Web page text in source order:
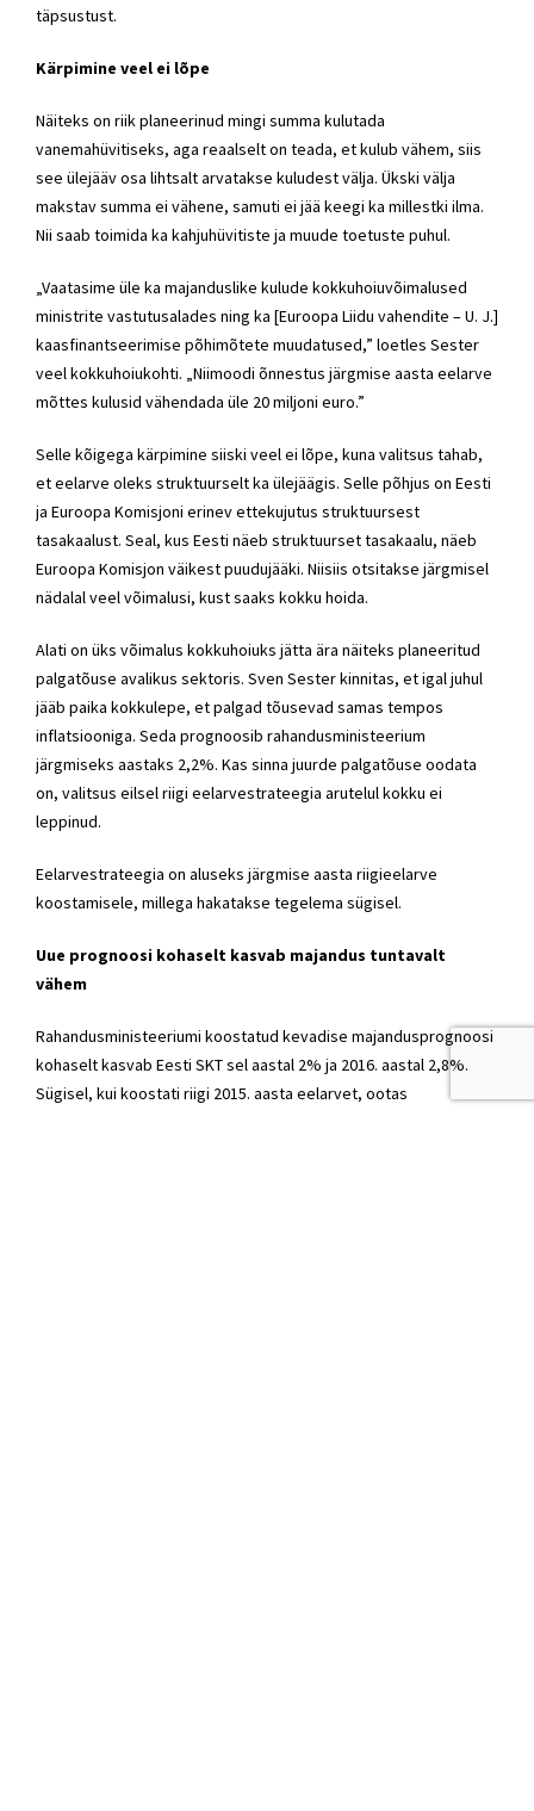
täpsustust.
Kärpimine veel ei lõpe
Näiteks on riik planeerinud mingi summa kulutada
vanemahüvitiseks, aga reaalselt on teada, et kulub vähem, siis
see ülejääv osa lihtsalt arvatakse kuludest välja. Ükski välja
makstav summa ei vähene, samuti ei jää keegi ka millestki ilma.
Nii saab toimida ka kahjuhüvitiste ja muude toetuste puhul.
„Vaatasime üle ka majanduslike kulude kokkuhoiuvõimalused
ministrite vastutusalades ning ka [Euroopa Liidu vahendite – U. J.]
kaasfinantseerimise põhimõtete muudatused,” loetles Sester
veel kokkuhoiukohti. „Niimoodi õnnestus järgmise aasta eelarve
mõttes kulusid vähendada üle 20 miljoni euro.”
Selle kõigega kärpimine siiski veel ei lõpe, kuna valitsus tahab,
et eelarve oleks struktuurselt ka ülejäägis. Selle põhjus on Eesti
ja Euroopa Komisjoni erinev ettekujutus struktuursest
tasakaalust. Seal, kus Eesti näeb struktuurset tasakaalu, näeb
Euroopa Komisjon väikest puudujääki. Niisiis otsitakse järgmisel
nädalal veel võimalusi, kust saaks kokku hoida.
Alati on üks võimalus kokkuhoiuks jätta ära näiteks planeeritud
palgatõuse avalikus sektoris. Sven Sester kinnitas, et igal juhul
jääb paika kokkulepe, et palgad tõusevad samas tempos
inflatsiooniga. Seda prognoosib rahandusministeerium
järgmiseks aastaks 2,2%. Kas sinna juurde palgatõuse oodata
on, valitsus eilsel riigi eelarvestrateegia arutelul kokku ei
leppinud.
Eelarvestrateegia on aluseks järgmise aasta riigieelarve
koostamisele, millega hakatakse tegelema sügisel.
Uue prognoosi kohaselt kasvab majandus tuntavalt
vähem
Rahandusministeeriumi koostatud kevadise majandusprognoosi
kohaselt kasvab Eesti SKT sel aastal 2% ja 2016. aastal 2,8%.
Sügisel, kui koostati riigi 2015. aasta eelarvet, ootas